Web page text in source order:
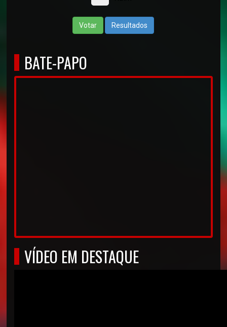
Votar Resultados
BATE-PAPO
VÍDEO EM DESTAQUE